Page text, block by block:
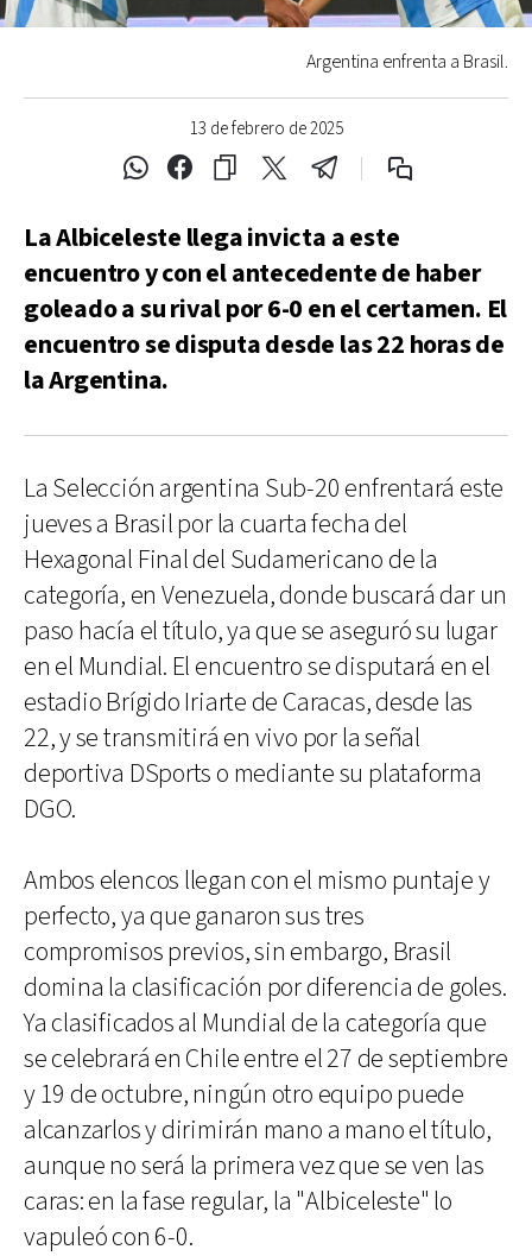
13 de febrero de 2025
Argentina enfrenta a Brasil.
La Albiceleste llega invicta a este
encuentro y con el antecedente de haber
goleado a su rival por 6-0 en el certamen. El
encuentro se disputa desde las 22 horas de
la Argentina.
La Selección argentina Sub-20 enfrentará este
jueves a Brasil por la cuarta fecha del
Hexagonal Final del Sudamericano de la
categoría, en Venezuela, donde buscará dar un
paso hacía el título, ya que se aseguró su lugar
en el Mundial. El encuentro se disputará en el
estadio Brígido Iriarte de Caracas, desde las
22, y se transmitirá en vivo por la señal
deportiva DSports o mediante su plataforma
DGO.
Ambos elencos llegan con el mismo puntaje y
perfecto, ya que ganaron sus tres
compromisos previos, sin embargo, Brasil
domina la clasificación por diferencia de goles.
Ya clasificados al Mundial de la categoría que
se celebrará en Chile entre el 27 de septiembre
y 19 de octubre, ningún otro equipo puede
alcanzarlos y dirimirán mano a mano el título,
aunque no será la primera vez que se ven las
caras: en la fase regular, la "Albiceleste" lo
vapuleó con 6-0.